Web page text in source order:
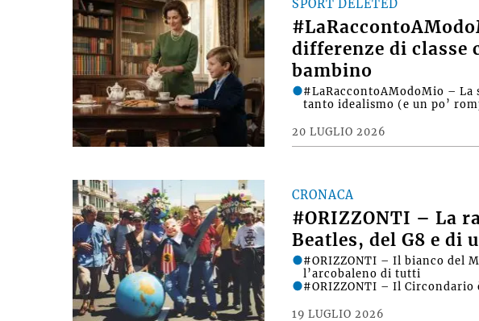
SPORT DELETED
differenze di classe
bambino
20 LUGLIO 2026
#LaRaccontoAModoMio –
tanto idealismo (e un po’
CRONACA
#ORIZZONTI – La
Beatles, del G8 e di
19 LUGLIO 2026
#ORIZZONTI – Il bianco del
l’arcobaleno di tutti
#ORIZZONTI – Il